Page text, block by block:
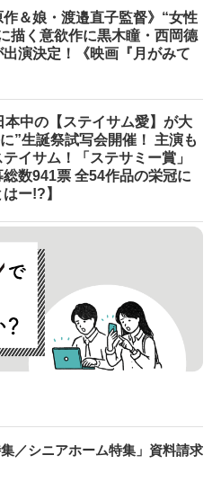
作＆娘・渡邉直子監督》“女性
描く意欲作に黒木瞳・西岡德
演決定！《映画『月がみて
本中の【ステイサム愛】が大
”生誕祭試写会開催！ 主演も
イサム！「ステサミー賞」
数941票 全54作品の栄冠に
ー!?】
／シニアホーム特集」資料請求